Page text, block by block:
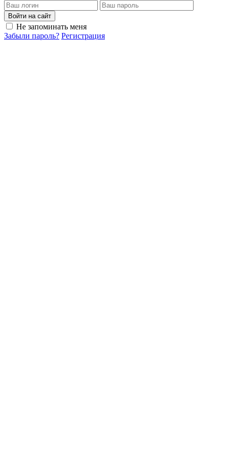
Войти на сайт
Не запоминать меня
Забыли пароль? Регистрация